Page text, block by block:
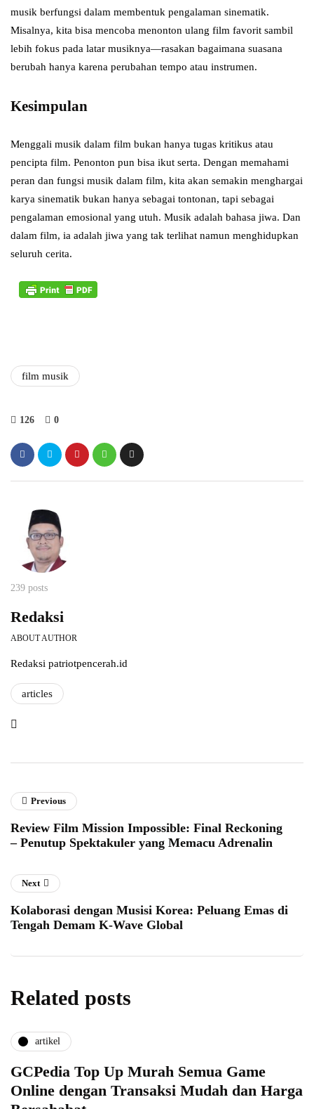
musik berfungsi dalam membentuk pengalaman sinematik.
Misalnya, kita bisa mencoba menonton ulang film favorit sambil
lebih fokus pada latar musiknya—rasakan bagaimana suasana
berubah hanya karena perubahan tempo atau instrumen.
Kesimpulan
Menggali musik dalam film bukan hanya tugas kritikus atau
pencipta film. Penonton pun bisa ikut serta. Dengan memahami
peran dan fungsi musik dalam film, kita akan semakin menghargai
karya sinematik bukan hanya sebagai tontonan, tapi sebagai
pengalaman emosional yang utuh. Musik adalah bahasa jiwa. Dan
dalam film, ia adalah jiwa yang tak terlihat namun menghidupkan
seluruh cerita.
film musik
126 0
239 posts
Redaksi
ABOUT AUTHOR
Redaksi patriotpencerah.id
articles
Previous
Review Film Mission Impossible: Final Reckoning
– Penutup Spektakuler yang Memacu Adrenalin
Next
Kolaborasi dengan Musisi Korea: Peluang Emas di
Tengah Demam K-Wave Global
Related posts
artikel
GCPedia Top Up Murah Semua Game
Online dengan Transaksi Mudah dan Harga